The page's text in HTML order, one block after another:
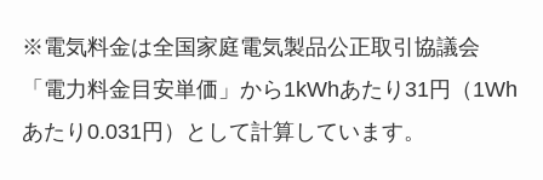
※電気料金は全国家庭電気製品公正取引協議会
「電力料金目安単価」から1kWhあたり31円（1Wh
あたり0.031円）として計算しています。